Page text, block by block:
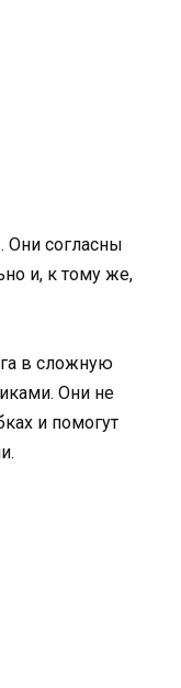
согласны
и, к тому же,
в сложную
Они не
и помогут